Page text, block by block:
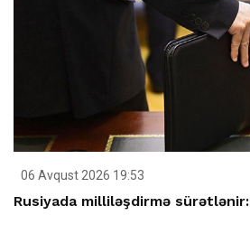
06 Avqust 2026 19:53
Rusiyada milliləşdirmə sürətlənir: